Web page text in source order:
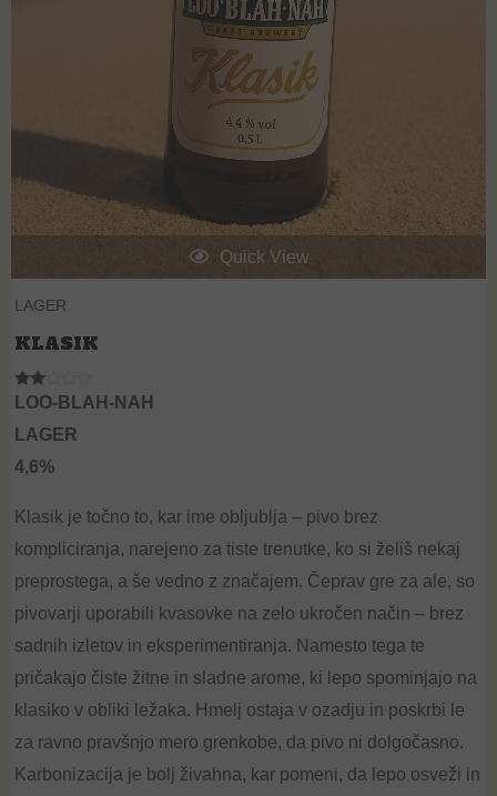
Quick View
LAGER
KLASIK
Rate
1.89
out
of 5
LOO-BLAH-NAH
LAGER
4,6%
Klasik je točno to, kar ime obljublja – pivo brez
kompliciranja, narejeno za tiste trenutke, ko si želiš nekaj
preprostega, a še vedno z značajem. Čeprav gre za ale, so
pivovarji uporabili kvasovke na zelo ukročen način – brez
sadnih izletov in eksperimentiranja. Namesto tega te
pričakajo čiste žitne in sladne arome, ki lepo spominjajo na
klasiko v obliki ležaka. Hmelj ostaja v ozadju in poskrbi le
za ravno pravšnjo mero grenkobe, da pivo ni dolgočasno.
Karbonizacija je bolj živahna, kar pomeni, da lepo osveži in